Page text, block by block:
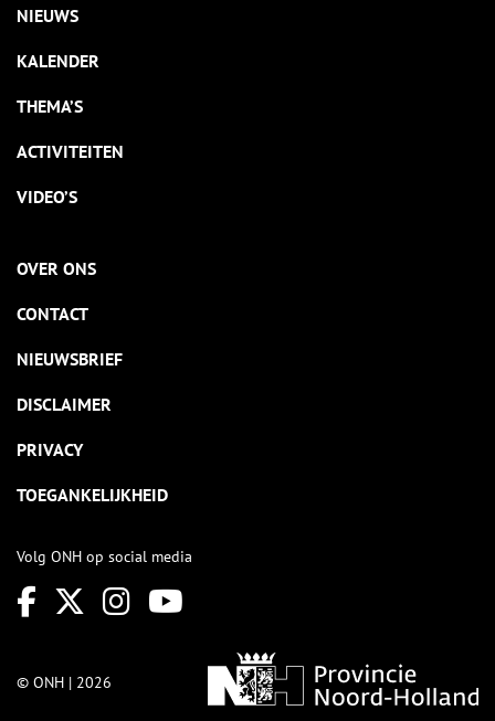
NIEUWS
KALENDER
THEMA’S
ACTIVITEITEN
VIDEO’S
OVER ONS
CONTACT
NIEUWSBRIEF
DISCLAIMER
PRIVACY
TOEGANKELIJKHEID
Volg ONH op social media
© ONH | 2026